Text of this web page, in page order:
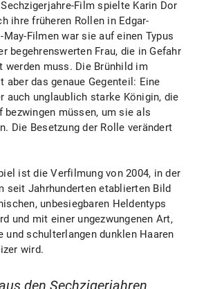
Film spielte Karin Dor
ihre früheren Rollen in Edgar-
May-Filmen war sie auf einen Typus
begehrenswerten Frau, die in Gefahr
werden muss. Die Brünhild im
aber das genaue Gegenteil: Eine
auch unglaublich starke Königin, die
bezwingen müssen, um sie als
Die Besetzung der Rolle verändert
ist die Verfilmung von 2004, in der
seit Jahrhunderten etablierten Bild
unbesiegbaren Heldentyps
und mit einer ungezwungenen Art,
und schulterlangen dunklen Haaren
wird.
den Sechzigerjahren